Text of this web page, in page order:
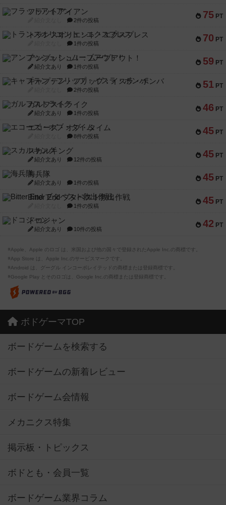
75 PT
フラットアイアン
2件の投稿
70 PT
トランスオリエント・エクスプレス
1件の投稿
59 PT
アンブッシュ！：ムーブアウト！
紹介文あり 1件の投稿
51 PT
キャプテン・フリップ：イスラ・ボンバ
2件の投稿
46 PT
ガルフストライク
紹介文あり 1件の投稿
45 PT
エコーズ・オブ・タイム
8件の投稿
45 PT
スカルキング
紹介文あり 12件の投稿
45 PT
海兵隊
紹介文あり 1件の投稿
45 PT
Bitter End ブタペスト救出作戦
1件の投稿
42 PT
ドコジャン
紹介文あり 10件の投稿
※Apple、Apple のロゴ は、米国および他の国々で登録されたApple Inc.の商標です。
※App Store は、Apple Inc.のサービスマークです。
※Android は、グーグル インコーポレイテッドの商標または登録商標です。
※Google Play とそのロゴは、Google Inc.の商標または登録商標です。
ボドゲーマTOP
ボードゲームを検索する
ボードゲームの新着レビュー
ボードゲーム会情報
メカニクス特集
掲示板・トピックス
ボドとも・会員一覧
ボードゲーム業界コラム